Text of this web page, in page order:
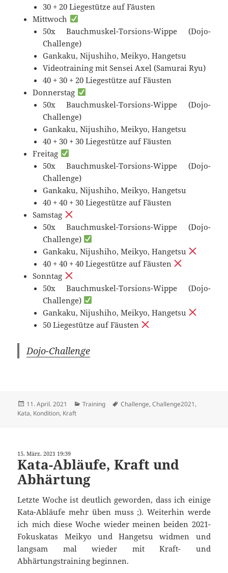
30 + 20 Liegestütze auf Fäusten
Mittwoch
50x Bauchmuskel-Torsions-Wippe (Dojo-
Challenge)
Gankaku, Nijushiho, Meikyo, Hangetsu
Videotraining mit Sensei Axel (Samurai Ryu)
40 + 30 + 20 Liegestütze auf Fäusten
Donnerstag
50x Bauchmuskel-Torsions-Wippe (Dojo-
Challenge)
Gankaku, Nijushiho, Meikyo, Hangetsu
40 + 30 + 30 Liegestütze auf Fäusten
Freitag
50x Bauchmuskel-Torsions-Wippe (Dojo-
Challenge)
Gankaku, Nijushiho, Meikyo, Hangetsu
40 + 40 + 30 Liegestütze auf Fäusten
Samstag
50x Bauchmuskel-Torsions-Wippe (Dojo-
Challenge)
Gankaku, Nijushiho, Meikyo, Hangetsu
40 + 40 + 40 Liegestütze auf Fäusten
Sonntag
50x Bauchmuskel-Torsions-Wippe (Dojo-
Challenge)
Gankaku, Nijushiho, Meikyo, Hangetsu
50 Liegestütze auf Fäusten
Dojo-Challenge
Veröffentlicht
am
11. April. 2021 Kategorien
Training Schlagwörter
Challenge,Challenge2021,
Kata, Kondition, Kraft
15. März. 2021 19:39
Kata-Abläufe, Kraft und
Abhärtung
Letzte Woche ist deutlich geworden, dass ich einige
Kata-Abläufe mehr üben muss ;). Weiterhin werde
ich mich diese Woche wieder meinen beiden 2021-
Fokuskatas Meikyo und Hangetsu widmen und
langsam mal wieder mit Kraft- und
Abhärtungstraining beginnen.